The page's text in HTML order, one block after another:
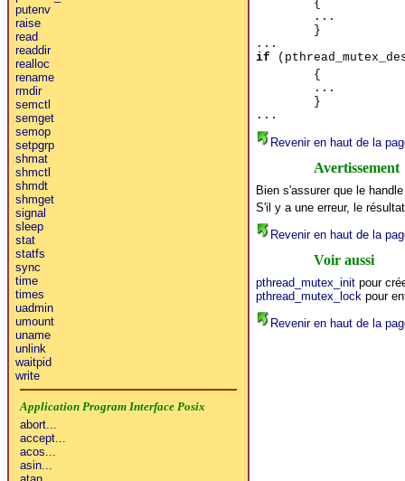
putenv
raise
read
readdir
realloc
rename
rmdir
semctl
semget
semop
setpgrp
shmat
shmctl
shmdt
shmget
signal
sleep
stat
statfs
sync
time
times
uadmin
umount
uname
unlink
waitpid
write
{
...
}
...
if
{
...
}
...
Revenir en haut de la
Avertissement
Bien s'assurer que le
S'il y a une erreur, le
Revenir en haut de la
Voir aussi
pthread_mutex_initpour
pthread_mutex_lock pour
Revenir en haut de la